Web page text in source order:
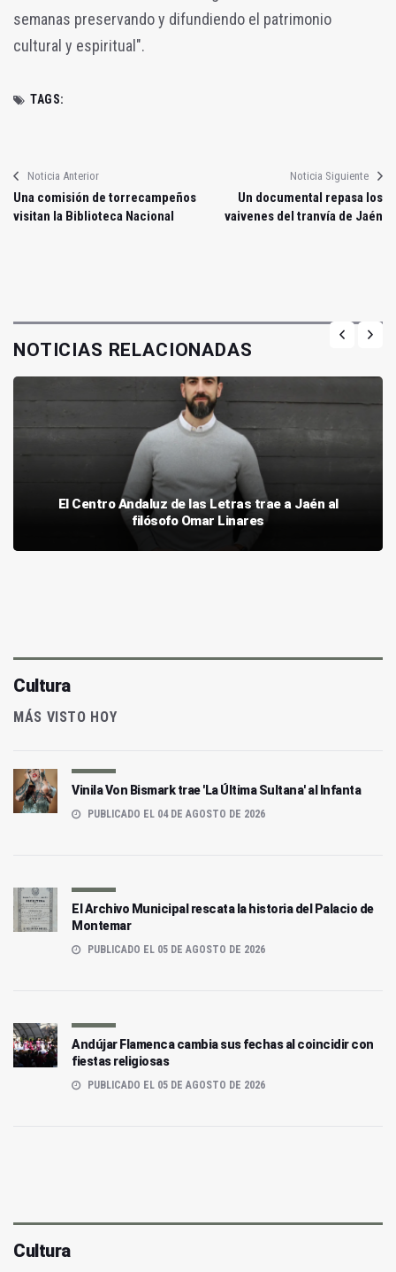
semanas preservando y difundiendo el patrimonio
cultural y espiritual".
TAGS:
Noticia Anterior
Una comisión de torrecampeños
visitan la Biblioteca Nacional
Noticia Siguiente
Un documental repasa los
vaivenes del tranvía de Jaén
NOTICIAS RELACIONADAS
El Centro Andaluz de las Letras trae a Jaén al
filósofo Omar Linares
Cultura
MÁS VISTO HOY
Vinila Von Bismark trae 'La Última Sultana' al Infanta
PUBLICADO EL 04 DE AGOSTO DE 2026
El Archivo Municipal rescata la historia del Palacio de
Montemar
PUBLICADO EL 05 DE AGOSTO DE 2026
Andújar Flamenca cambia sus fechas al coincidir con
fiestas religiosas
PUBLICADO EL 05 DE AGOSTO DE 2026
Cultura